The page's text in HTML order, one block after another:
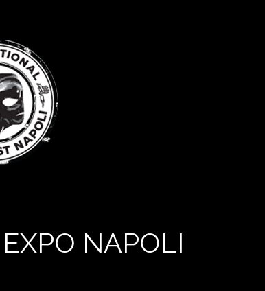
NAPOLI